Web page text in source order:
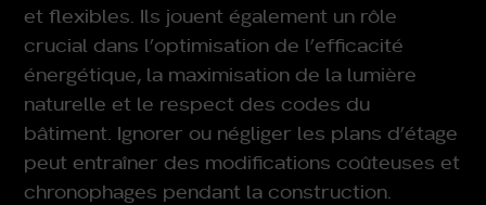
et flexibles. Ils jouent également un rôle
crucial dans l’optimisation de l’efficacité
énergétique, la maximisation de la lumière
naturelle et le respect des codes du
bâtiment. Ignorer ou négliger les plans d’étage
peut entraîner des modifications coûteuses et
chronophages pendant la construction.